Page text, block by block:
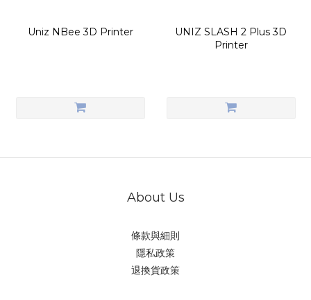
Uniz NBee 3D Printer
UNIZ SLASH 2 Plus 3D
Printer
About Us
條款與細則
隱私政策
退換貨政策